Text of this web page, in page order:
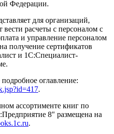
Федерации.
для организаций,
расчеты с персоналом с
и управление персоналом
получение сертификатов
и 1С:Специалист-
оглавление:
.
ассортименте книг по
8" размещена на
.